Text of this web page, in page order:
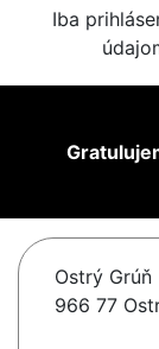
Iba
Ostrý Grúň
966 77